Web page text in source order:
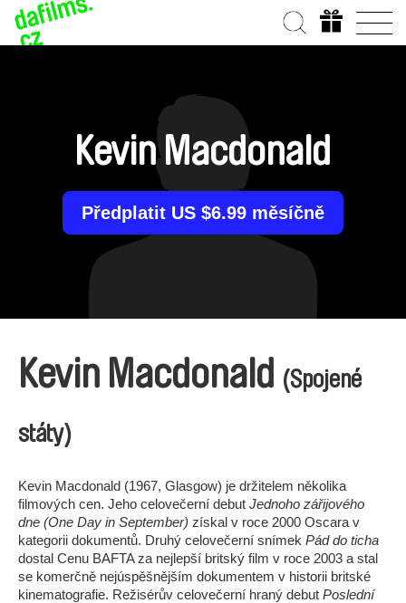
Kevin Macdonald
Předplatit US $6.99 měsíčně
Kevin Macdonald (Spojené
státy)
Kevin Macdonald (1967, Glasgow) je držitelem několika
filmových cen. Jeho celovečerní debut Jednoho zářijového
dne (One Day in September) získal v roce 2000 Oscara v
kategorii dokumentů. Druhý celovečerní snímek Pád do ticha
dostal Cenu BAFTA za nejlepší britský film v roce 2003 a stal
se komerčně nejúspěšnějším dokumentem v historii britské
kinematografie. Režisérův celovečerní hraný debut Poslední